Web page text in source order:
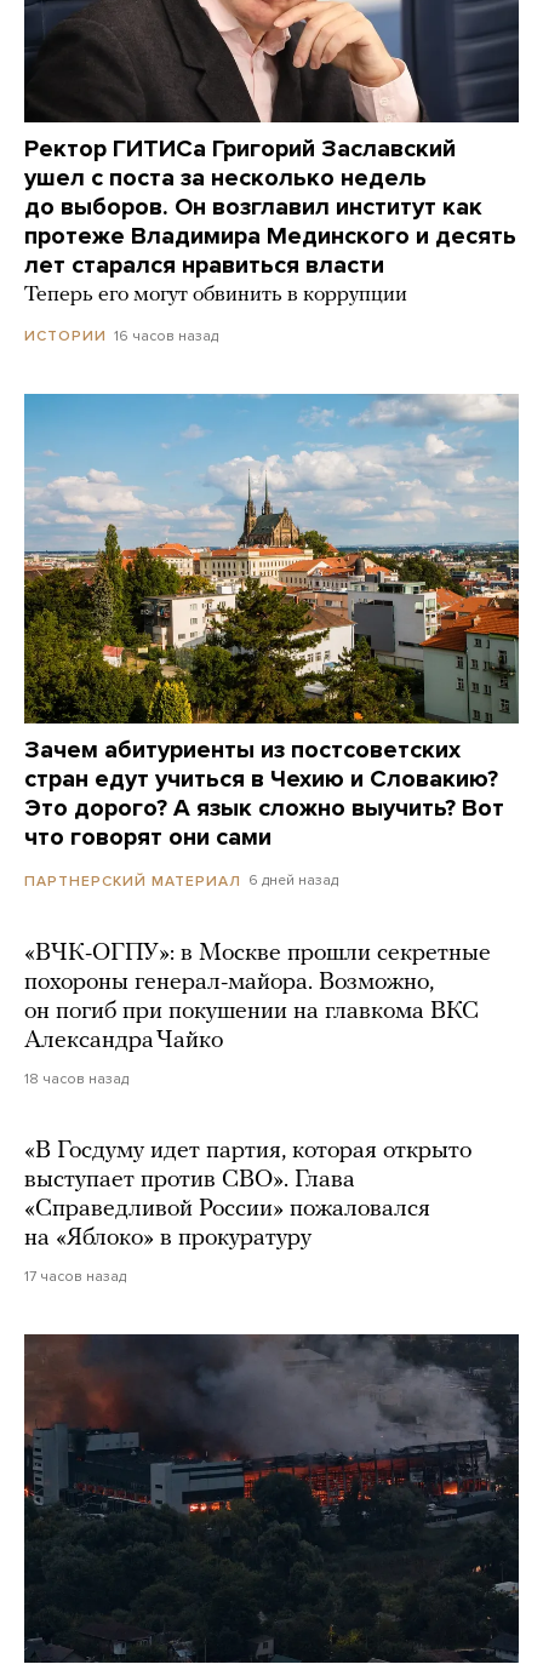
Ректор ГИТИСа Григорий Заславский
ушел с поста за несколько недель
до выборов. Он возглавил институт как
протеже Владимира Мединского и десять
лет старался нравиться власти
Теперь его могут обвинить в коррупции
ИСТОРИИ 16 часов назад
Зачем абитуриенты из постсоветских
стран едут учиться в Чехию и Словакию?
Это дорого? А язык сложно выучить? Вот
что говорят они сами
ПАРТНЕРСКИЙ МАТЕРИАЛ 6 дней назад
«ВЧК-ОГПУ»: в Москве прошли секретные
похороны генерал-майора. Возможно,
он погиб при покушении на главкома ВКС
Александра Чайко
18 часов назад
«В Госдуму идет партия, которая открыто
выступает против СВО». Глава
«Справедливой России» пожаловался
на «Яблоко» в прокуратуру
17 часов назад